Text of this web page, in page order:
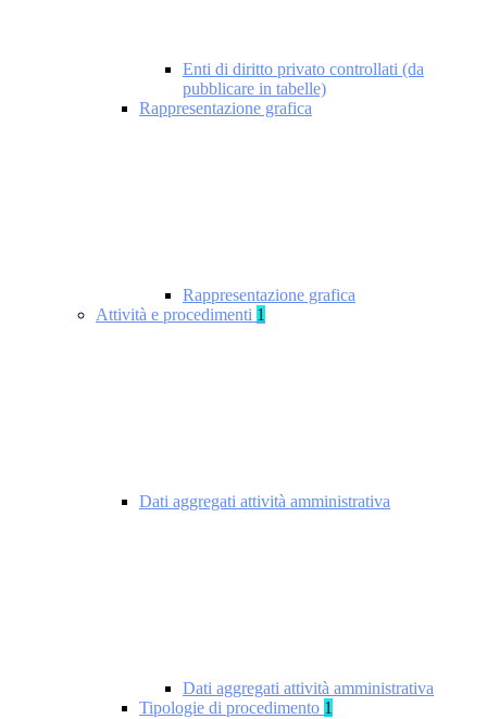
Enti di diritto privato controllati (da
pubblicare in tabelle)
Rappresentazione grafica
Rappresentazione grafica
Attività e procedimenti 1
Dati aggregati attività amministrativa
Dati aggregati attività amministrativa
Tipologie di procedimento 1